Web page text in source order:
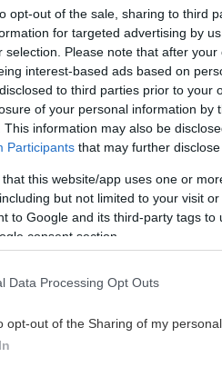
opt-out of the sale, sharing to third
for targeted advertising by
selection. Please note that after
interest-based ads based on
to third parties prior to your
of your personal information by
This information may also be
Participants that may further
that this website/app uses one or
but not limited to your visit
to Google and its third-party tags
consent section.
Data Processing Opt Outs
opt-out of the Sharing of my personal